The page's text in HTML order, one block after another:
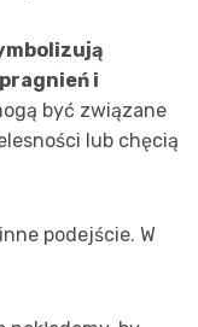
i
być związane
lub chęcią
podejście. W